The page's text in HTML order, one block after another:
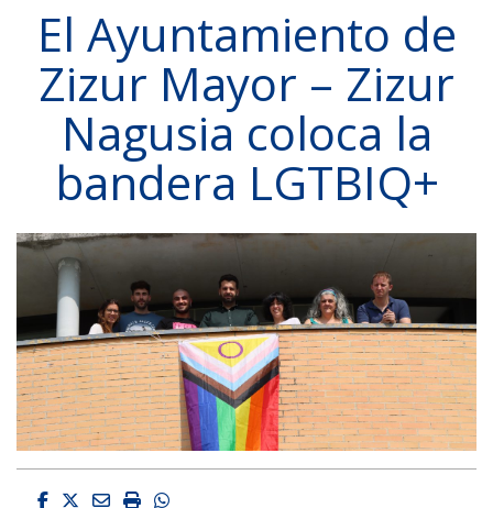
El Ayuntamiento de
Zizur Mayor – Zizur
Nagusia coloca la
bandera LGTBIQ+
Facebook
Twitter
EmailImprimirWhatsapp